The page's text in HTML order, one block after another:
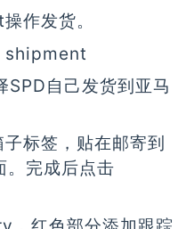
作发货。
shipment
自己发货到亚马
标签，贴在邮寄到
。完成后点击